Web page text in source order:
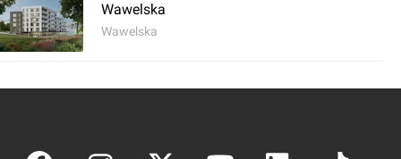
Wawelska
Wawelska